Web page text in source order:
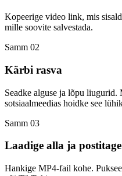
Kopeerige video link, mis
mille soovite salvestada.
Samm 02
Kärbi rasva
Seadke alguse ja lõpu liugurid.
sotsiaalmeedias hoidke see
Samm 03
Laadige alla ja postitage
Hankige MP4-fail kohe.